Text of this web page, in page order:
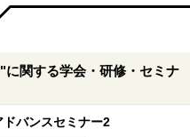
関する学会・研修・セミナ
ドバンスセミナー2